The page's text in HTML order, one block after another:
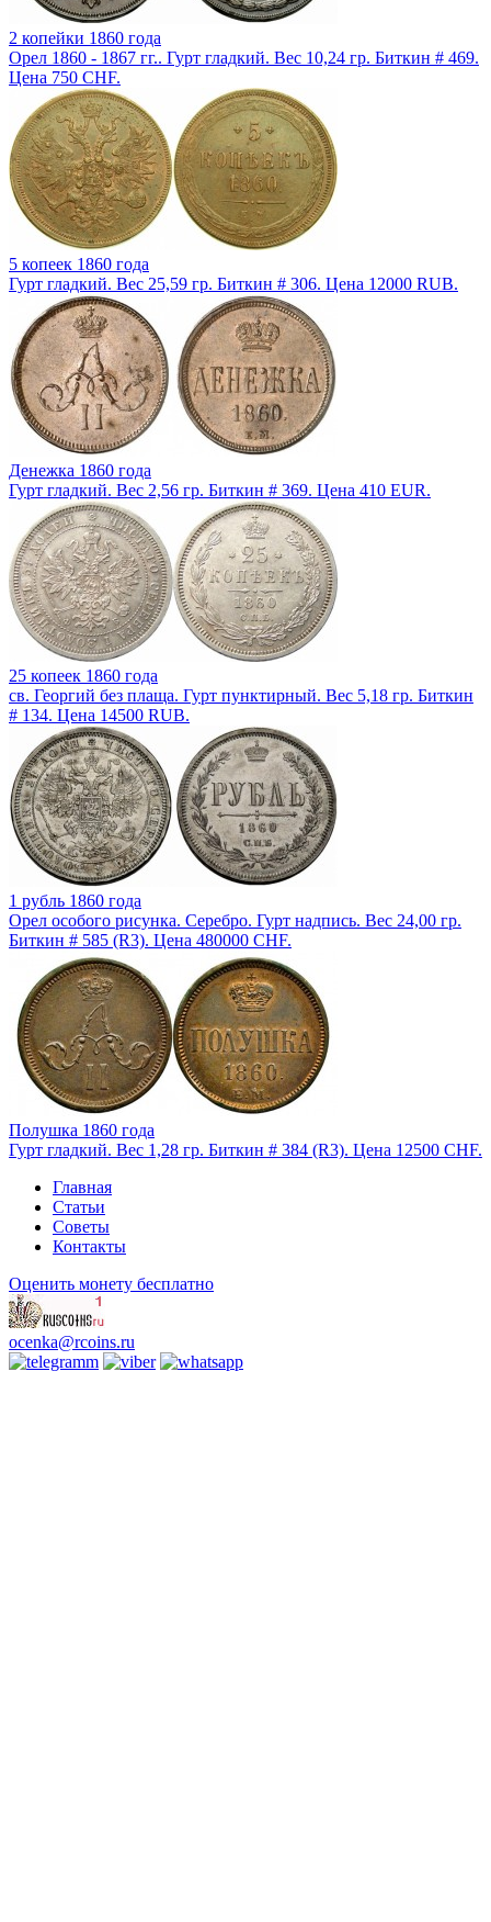
2 копейки 1860 года
Орел 1860 - 1867 гг.. Гурт гладкий. Вес 10,24 гр. Биткин # 469.
Цена 750 CHF.
5 копеек 1860 года
Гурт гладкий. Вес 25,59 гр. Биткин # 306. Цена 12000 RUB.
Денежка 1860 года
Гурт гладкий. Вес 2,56 гр. Биткин # 369. Цена 410 EUR.
25 копеек 1860 года
св. Георгий без плаща. Гурт пунктирный. Вес 5,18 гр. Биткин
# 134. Цена 14500 RUB.
1 рубль 1860 года
Орел особого рисунка. Серебро. Гурт надпись. Вес 24,00 гр.
Биткин # 585 (R3). Цена 480000 CHF.
Полушка 1860 года
Гурт гладкий. Вес 1,28 гр. Биткин # 384 (R3). Цена 12500 CHF.
Главная
Статьи
Советы
Контакты
Оценить монету бесплатно
ocenka@rcoins.ru